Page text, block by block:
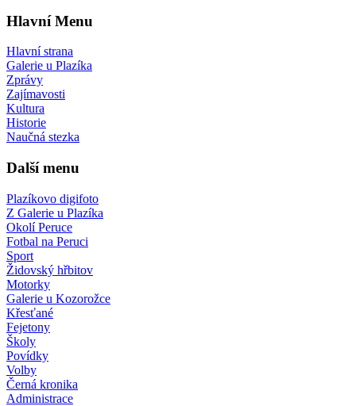
Hlavní Menu
Hlavní strana
Galerie u Plazíka
Zprávy
Zajímavosti
Kultura
Historie
Naučná stezka
Další menu
Plazíkovo digifoto
Z Galerie u Plazíka
Okolí Peruce
Fotbal na Peruci
Sport
Židovský hřbitov
Motorky
Galerie u Kozorožce
Křesťané
Fejetony
Školy
Povídky
Volby
Černá kronika
Administrace